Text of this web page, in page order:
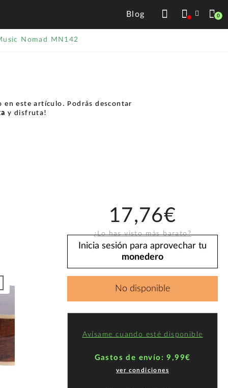
Blog 0
Nomad MN142
en este artículo. Podrás descontar
y disfruta!
17,76€
¿Lo has visto más barato?
Inicia sesión para aprovechar tu
monedero
No disponible
Avísame cuando esté disponible
Gastos de envío: 9,99€
ver condiciones